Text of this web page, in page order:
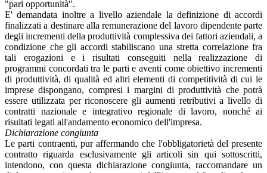
"pari opportunità".
E' demandata inoltre a livello aziendale la definizione di accordi
finalizzati a destinare alla remunerazione del lavoro dipendente parte
degli incrementi della produttività complessiva dei fattori aziendali, a
condizione che gli accordi stabiliscano una stretta correlazione fra
tali erogazioni e i risultati conseguiti nella realizzazione di
programmi concordati tra le parti e aventi come obiettivo incrementi
di produttività, di qualità ed altri elementi di competitività di cui le
imprese dispongano, compresi i margini di produttività che potrà
essere utilizzata per riconoscere gli aumenti retributivi a livello di
contratti nazionale e integrativo regionale di lavoro, nonché ai
risultati legati all'andamento economico dell'impresa.
Dichiarazione congiunta
Le parti contraenti, pur affermando che l'obbligatorietà del presente
contratto riguarda esclusivamente gli articoli sin qui sottoscritti,
intendono, con questa dichiarazione congiunta, raccomandare un